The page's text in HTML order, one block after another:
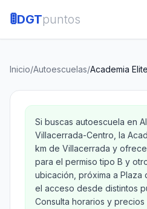
🚦DGTpuntos
Inicio/Autoescuelas/Academia Elite
Si buscas autoescuela en
Villacerrada-Centro, la
km de Villacerrada y
para el permiso tipo B y
ubicación, próxima a Plaza
el acceso desde distintos
Consulta horarios y